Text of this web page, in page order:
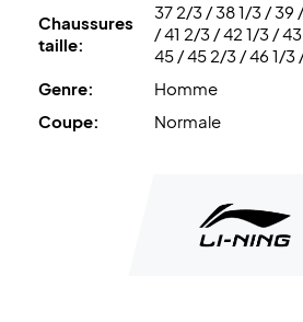
Chaussures
taille:
37 2/3 / 38 1/3 / 39
/ 41 2/3 / 42 1/3 /
45 / 45 2/3 / 46 1/3
Genre:
Homme
Coupe:
Normale